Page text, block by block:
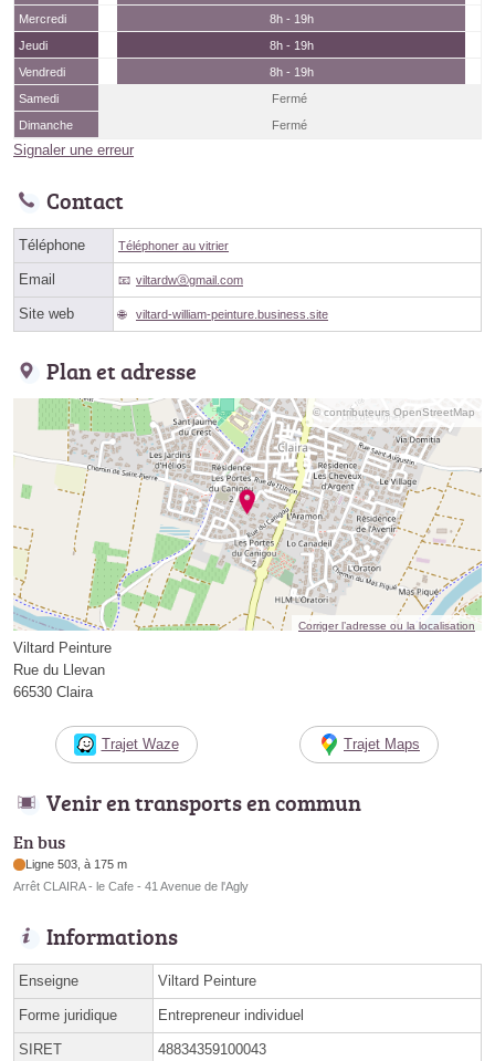
Mercredi
8h - 19h
Jeudi
8h - 19h
Vendredi
8h - 19h
Samedi
Fermé
Dimanche
Fermé
Signaler une erreur
Contact
Téléphone Téléphoner au vitrier
Email viltardwⓐgmail.com
Site web viltard-william-peinture.business.site
Plan et adresse
© contributeurs OpenStreetMap
Corriger l’adresse ou la localisation
Viltard Peinture
Rue du Llevan
66530 Claira
Trajet Waze Trajet Maps
Venir en transports en commun
En bus
Ligne 503, à 175 m
Arrêt CLAIRA - le Cafe - 41 Avenue de l'Agly
Informations
Enseigne Viltard Peinture
Forme juridique Entrepreneur individuel
SIRET 48834359100043